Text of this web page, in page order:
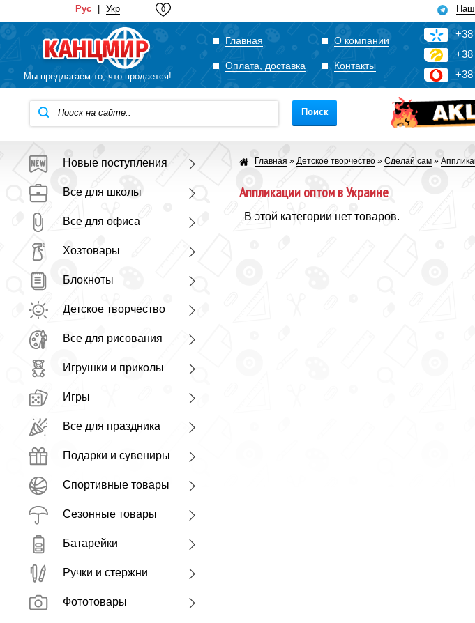
Рус Укр 0 Наш
Мы предлагаем то, что продается!
Главная О компании
Оплата, доставка Контакты
+38
+38
+38
Поиск
Новые поступления
Все для школы
Все для офиса
Хозтовары
Блокноты
Детское творчество
Все для рисования
Игрушки и приколы
Игры
Все для праздника
Подарки и сувениры
Спортивные товары
Сезонные товары
Батарейки
Ручки и стержни
Фототовары
Главная » Детское творчество » Сделай сам »
Аппликации оптом в Украине
В этой категории нет товаров.